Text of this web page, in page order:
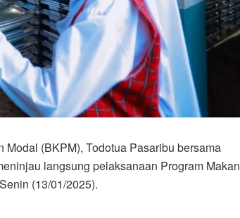
(BKPM), Todotua Pasaribu bersama
langsung pelaksanaan Program Makan
(13/01/2025).